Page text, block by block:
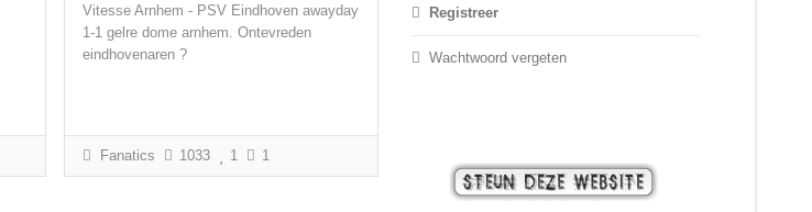
Vitesse Arnhem - PSV Eindhoven awayday
1-1 gelre dome arnhem. Ontevreden
eindhovenaren ?
Fanatics 1033 1 1
Registreer
Wachtwoord vergeten